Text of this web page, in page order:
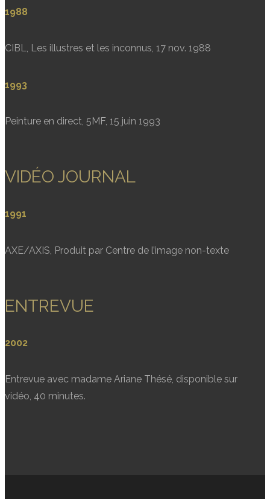
1988
CIBL, Les illustres et les inconnus, 17 nov. 1988
1993
Peinture en direct, 5MF, 15 juin 1993
VIDÉO JOURNAL
1991
AXE/AXIS, Produit par Centre de l’image non-texte
ENTREVUE
2002
Entrevue avec madame Ariane Thésé, disponible sur
vidéo, 40 minutes.